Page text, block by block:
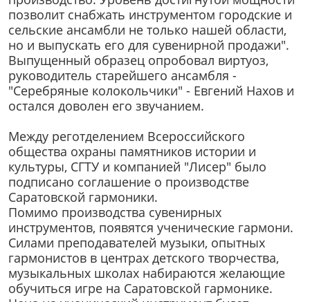
позволит снабжать инструментом городские и
сельские ансамбли не только нашей области,
но и выпускать его для сувенирной продажи".
Выпущенный образец опробовал виртуоз,
руководитель старейшего ансамбля -
"Серебряные колокольчики" - Евгений Нахов и
остался доволен его звучанием.
Между реготделением Всероссийского
общества охраны памятников истории и
культуры, СГТУ и компанией "Лисер" было
подписано соглашение о производстве
Саратовской гармоники.
Помимо производства сувенирных
инструментов, появятся ученические гармони.
Силами преподавателей музыки, опытных
гармонистов в центрах детского творчества,
музыкальных школах набираются желающие
обучиться игре на Саратовской гармонике.